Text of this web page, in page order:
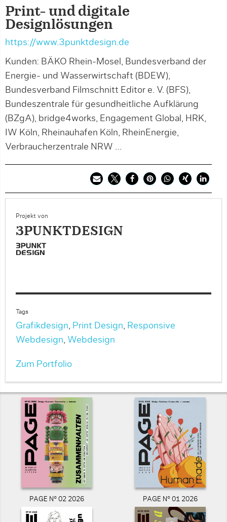
Print- und digitale
Designlösungen
https://www.3punktdesign.de
Kunden: BÄKO Rhein-Mosel, Bundesverband der
Energie- und Wasserwirtschaft (BDEW),
Bundesverband Filmschnitt Editor e. V. (BFS),
Bundeszentrale für gesundheitliche Aufklärung
(BZgA), bridge4works, Engagement Global, HRK,
IW Köln, Rheinauhafen Köln, RheinEnergie,
Verbraucherzentrale NRW …
Projekt von
3PUNKTDESIGN
Tags
Grafikdesign, Print Design, Responsive
Webdesign, Webdesign
Zum Portfolio
PAGE N° 02 2026 PAGE N° 01 2026